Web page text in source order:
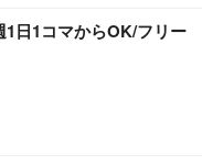
日1コマからOK/フリー